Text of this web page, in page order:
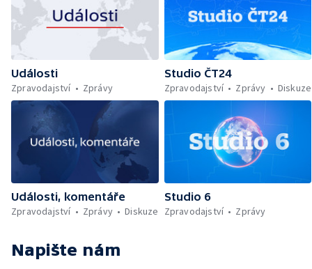
Události
Zpravodajství
Zprávy
Studio ČT24
Zpravodajství
Zprávy Diskuze
Události, komentáře
Zpravodajství
Zprávy Diskuze
Studio 6
Zpravodajství
Zprávy
Napište nám